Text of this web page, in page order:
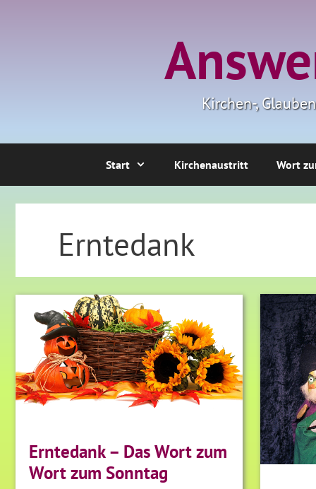
Kirchen-,
Start Kirchenaustritt Wort
Erntedank
Erntedank – Das Wort zum
Wort zum Sonntag